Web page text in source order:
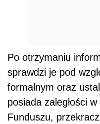
Po otrzymaniu
sprawdzi je pod
formalnym oraz
posiada zaległości
Funduszu,